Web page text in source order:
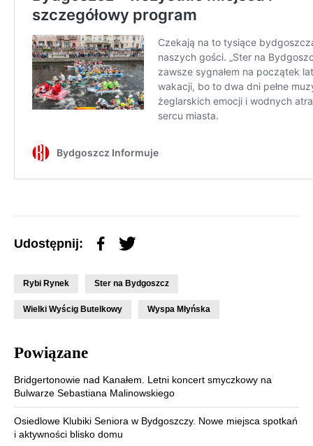
Udostępnij:
Rybi Rynek Ster na Bydgoszcz
Wielki Wyścig Butelkowy Wyspa Młyńska
Powiązane
Bridgertonowie nad Kanałem. Letni koncert smyczkowy na
Bulwarze Sebastiana Malinowskiego
Osiedlowe Klubiki Seniora w Bydgoszczy. Nowe miejsca spotkań
i aktywności blisko domu